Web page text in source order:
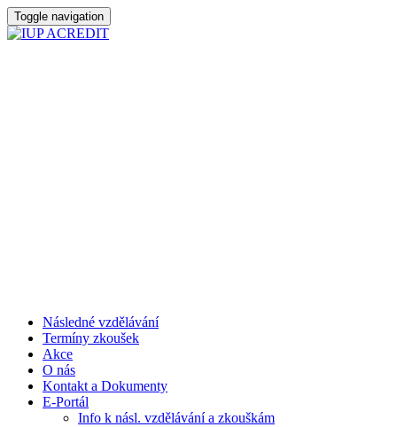
Toggle navigation
Následné vzdělávání
Termíny zkoušek
Akce
O nás
Kontakt a Dokumenty
E-Portál
Info k násl. vzdělávání a zkouškám